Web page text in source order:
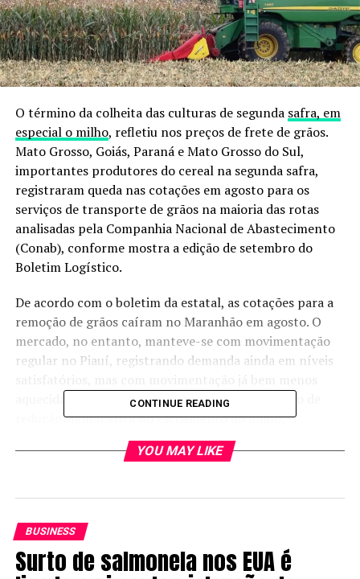
O término da colheita das culturas de segunda safra, em
especial o milho, refletiu nos preços de frete de grãos.
Mato Grosso, Goiás, Paraná e Mato Grosso do Sul,
importantes produtores do cereal na segunda safra,
registraram queda nas cotações em agosto para os
serviços de transporte de grãos na maioria das rotas
analisadas pela Companhia Nacional de Abastecimento
(Conab), conforme mostra a edição de setembro do
Boletim Logístico.
De acordo com o boletim da estatal, as cotações para a
remoção de grãos caíram no Maranhão em agosto. O
mercado, no entanto, manteve-se com movimentação
regular no Piauí, registrando demanda ainda em níveis
aquecida em relação aos meses anteriores, reflexo de
redução significativa no escoamento do milho,
principalmente, refletindo em estabilidade nos preços.
Na Bahia, o valor dos fretes registrou estabilidade a alta,
variando conforme a região produtora de grãos e a rota
CONTINUE READING
YOU MAY LIKE
BUSINESS
Surto de salmonela nos EUA é